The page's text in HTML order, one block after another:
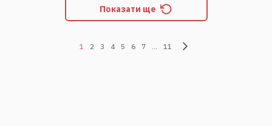
Показати ще
1 2 3 4 5 6 7 ... 11